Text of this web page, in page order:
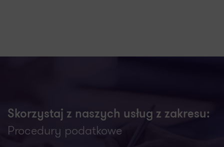
Skorzystaj z naszych usług z zakresu:
Procedury podatkowe